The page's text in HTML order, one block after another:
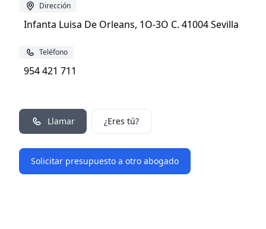
Dirección
Infanta Luisa De Orleans, 1O-3O C. 41004 Sevilla
Teléfono
954 421 711
Llamar ¿Eres tú?
Solicitar presupuesto a otro abogado